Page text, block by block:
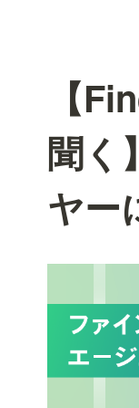
【
聞く
ヤー